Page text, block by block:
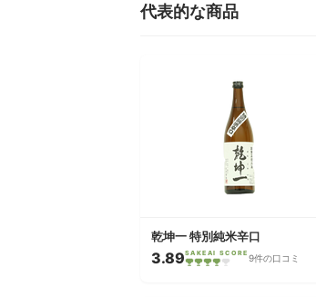
代表的な商品
乾坤一 特別純米辛口
3.89SAKEAI SCORE 9件の口コミ